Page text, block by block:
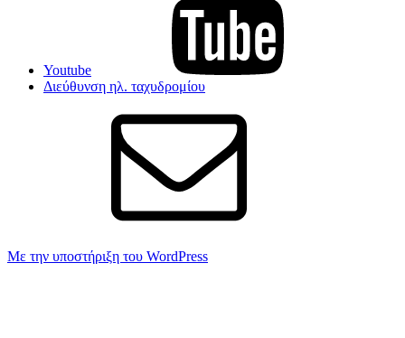
Youtube
Διεύθυνση ηλ. ταχυδρομίου
Με την υποστήριξη του WordPress